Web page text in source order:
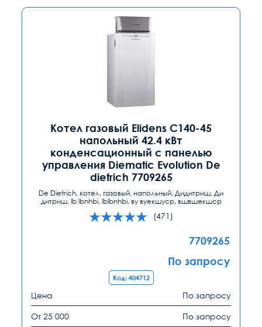
Котел газовый Elidens C140-45
напольный 42.4 кВт
конденсационный с панелью
управления Diematic Evolution De
dietrich 7709265
De Dietrich, котел, газовый, напольный, Дидитриш, Ди
дитриш, lb lbnhbi, lblbnhbi, ву вуекшуср, вшвшекшср
(471)
7709265
По запросу
Код: 404712
Цена По запросу
От 25 000 По запросу